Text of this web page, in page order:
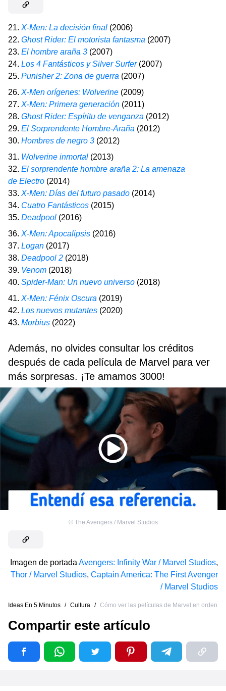
21. X-Men: La decisión final (2006)
22. Ghost Rider: El motorista fantasma (2007)
23. El hombre araña 3 (2007)
24. Los 4 Fantásticos y Silver Surfer(2007)
25. Punisher 2: Zona de guerra (2007)
26. X-Men orígenes: Wolverine (2009)
27. X-Men: Primera generación (2011)
28. Ghost Rider: Espíritu de venganza (2012)
29. El Sorprendente Hombre-Araña (2012)
30. Hombres de negro 3 (2012)
31. Wolverine inmortal (2013)
32. El sorprendente hombre araña 2: La amenaza
de Electro (2014)
33. X-Men: Días del futuro pasado (2014)
34. Cuatro Fantásticos (2015)
35. Deadpool (2016)
36. X-Men: Apocalipsis (2016)
37. Logan (2017)
38. Deadpool 2 (2018)
39. Venom (2018)
40. Spider-Man: Un nuevo universo (2018)
41. X-Men: Fénix Oscura (2019)
42. Los nuevos mutantes (2020)
43. Morbius (2022)
Además, no olvides consultar los créditos
después de cada película de Marvel para ver
más sorpresas. ¡Te amamos 3000!
© The Avengers / Marvel Studios
Imagen de portada Avengers: Infinity War / Marvel Studios,
Thor / Marvel Studios, Captain America: The First Avenger
/ Marvel Studios
Ideas En 5 Minutos / Cultura / Cómo ver las películas de Marvel en orden
Compartir este artículo